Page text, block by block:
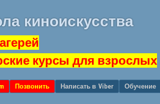
киноискусства
курсы для взрослых
Позвонить Написать в Viber Обучение